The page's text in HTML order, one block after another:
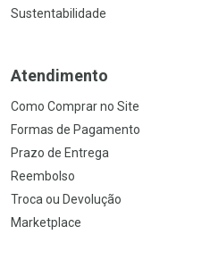
Sustentabilidade
Atendimento
Como Comprar no Site
Formas de Pagamento
Prazo de Entrega
Reembolso
Troca ou Devolução
Marketplace